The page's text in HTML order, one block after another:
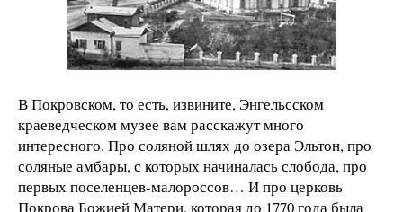
В Покровском, то есть, извините, Энгельсском
краеведческом музее вам расскажут много
интересного. Про соляной шлях до озера Эльтон, про
соляные амбары, с которых начиналась слобода, про
первых поселенцев-малороссов… И про церковь
Покрова Божией Матери, которая до 1770 года была